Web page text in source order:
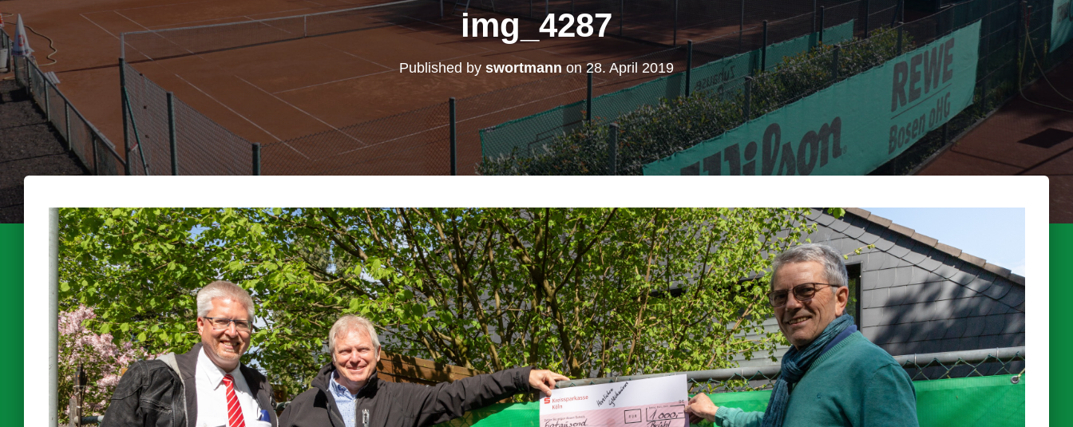
img_4287
Published by swortmannon28. April 2019